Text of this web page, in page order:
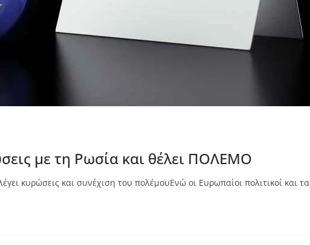
με τη Ρωσία και θέλει ΠΟΛΕΜΟ
κυρώσεις και συνέχιση του πολέμουΕνώ οι Ευρωπαίοι πολιτικοί και τα